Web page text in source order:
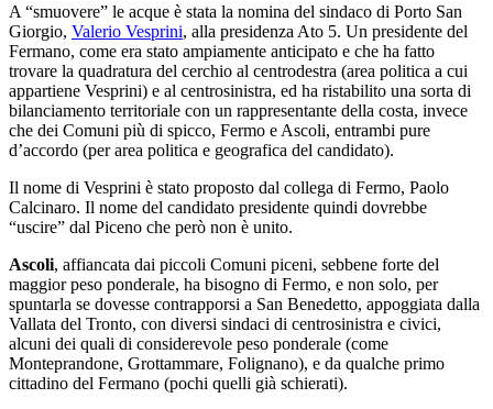
A “smuovere” le acque è stata la nomina del sindaco di Porto San
Giorgio, Valerio Vesprini, alla presidenza Ato 5. Un presidente del
Fermano, come era stato ampiamente anticipato e che ha fatto
trovare la quadratura del cerchio al centrodestra (area politica a cui
appartiene Vesprini) e al centrosinistra, ed ha ristabilito una sorta di
bilanciamento territoriale con un rappresentante della costa, invece
che dei Comuni più di spicco, Fermo e Ascoli, entrambi pure
d’accordo (per area politica e geografica del candidato).
Il nome di Vesprini è stato proposto dal collega di Fermo, Paolo
Calcinaro. Il nome del candidato presidente quindi dovrebbe
“uscire” dal Piceno che però non è unito.
Ascoli, affiancata dai piccoli Comuni piceni, sebbene forte del
maggior peso ponderale, ha bisogno di Fermo, e non solo, per
spuntarla se dovesse contrapporsi a San Benedetto, appoggiata dalla
Vallata del Tronto, con diversi sindaci di centrosinistra e civici,
alcuni dei quali di considerevole peso ponderale (come
Monteprandone, Grottammare, Folignano), e da qualche primo
cittadino del Fermano (pochi quelli già schierati).